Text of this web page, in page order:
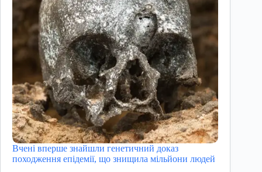
Вчені вперше знайшли генетичний доказ
походження епідемії, що знищила мільйони людей